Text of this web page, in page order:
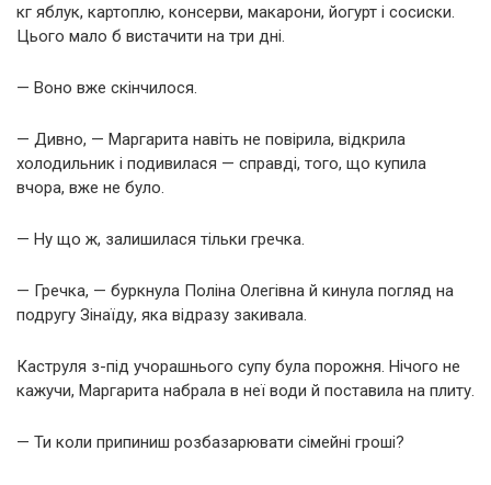
кг яблук, картоплю, консерви, макарони, йогурт і сосиски.
Цього мало б вистачити на три дні.
— Воно вже скінчилося.
— Дивно, — Маргарита навіть не повірила, відкрила
холодильник і подивилася — справді, того, що купила
вчора, вже не було.
— Ну що ж, залишилася тільки гречка.
— Гречка, — буркнула Поліна Олегівна й кинула погляд на
подругу Зінаїду, яка відразу закивала.
Каструля з-під учорашнього супу була порожня. Нічого не
кажучи, Маргарита набрала в неї води й поставила на плиту.
— Ти коли припиниш розбазарювати сімейні гроші?